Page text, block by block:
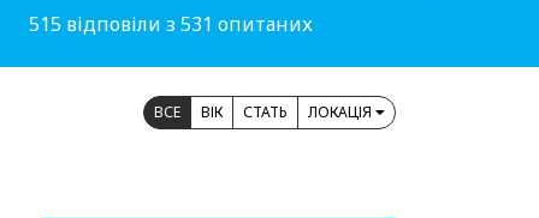
515 відповіли з 531 опитаних
ВСЕ ВІК СТАТЬ ЛОКАЦІЯ